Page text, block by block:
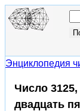
Энциклопедия
Число
двадцать